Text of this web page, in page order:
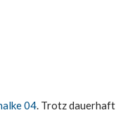
04. Trotz dauerhaft